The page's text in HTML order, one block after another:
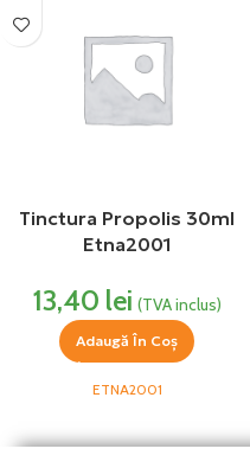
Tinctura Propolis 30ml
Etna2001
13,40 lei (TVA inclus)
Adaugă În Coș
ETNA2001